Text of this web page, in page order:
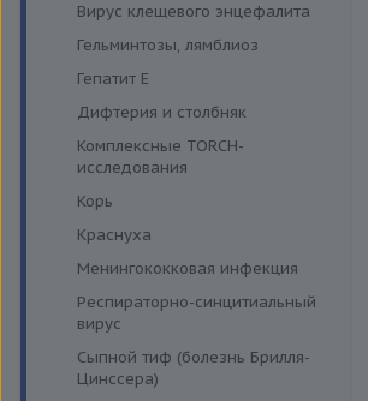
Вирус клещевого энцефалита
Гельминтозы, лямблиоз
Гепатит E
Дифтерия и столбняк
Комплексные TORCH-
исследования
Корь
Краснуха
Менингококковая инфекция
Респираторно-синцитиальный
вирус
Сыпной тиф (болезнь Брилля-
Цинссера)